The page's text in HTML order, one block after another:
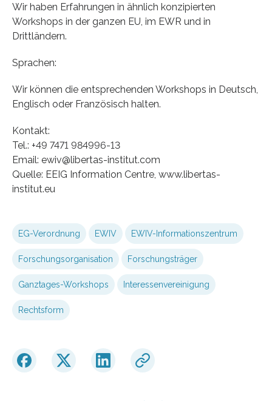
Wir haben Erfahrungen in ähnlich konzipierten
Workshops in der ganzen EU, im EWR und in
Drittländern.
Sprachen:
Wir können die entsprechenden Workshops in Deutsch,
Englisch oder Französisch halten.
Kontakt:
Tel.: +49 7471 984996-13
Email: ewiv@libertas-institut.com
Quelle: EEIG Information Centre, www.libertas-
institut.eu
EG-Verordnung EWIV EWIV-Informationszentrum
Forschungsorganisation Forschungsträger
Ganztages-Workshops Interessenvereinigung
Rechtsform